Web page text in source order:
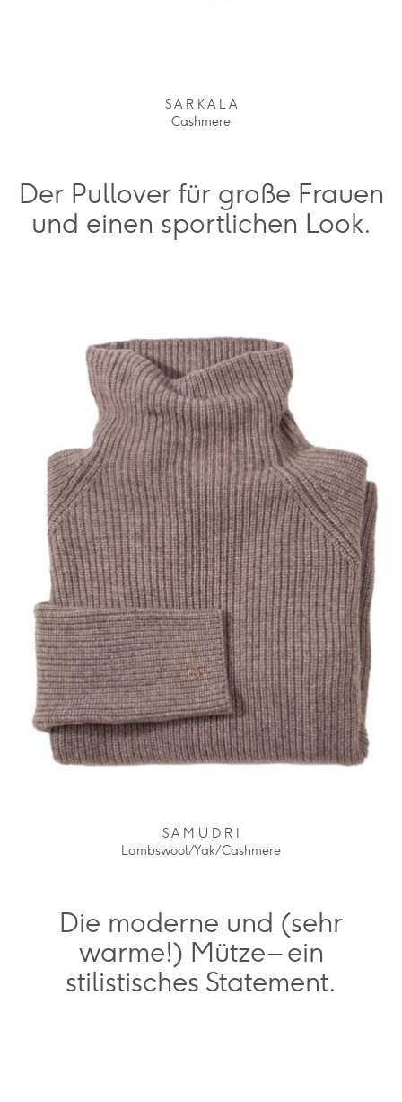
S A R K A L A
Cashmere
Der Pullover für große Frauen
und einen sportlichen Look.
S A M U D R I
Lambswool / Yak / Cashmere
Die moderne und (sehr
warme!) Mütze – ein
stilistisches Statement.